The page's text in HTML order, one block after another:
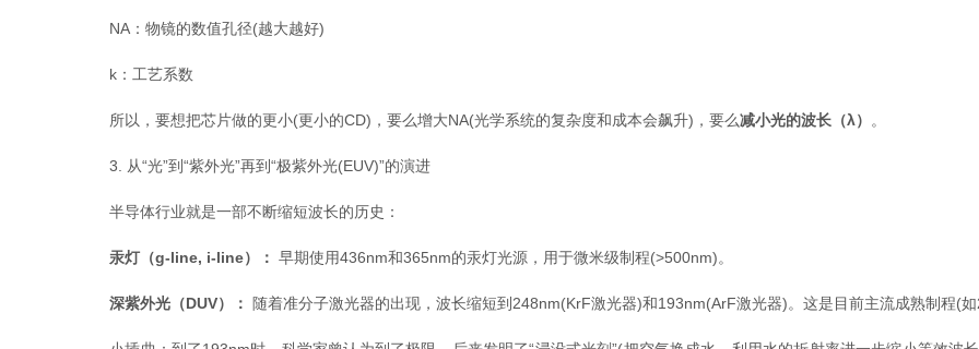
NA：物镜的数值孔径(越大越好)
k：工艺系数
所以，要想把芯片做的更小(更小的CD)，要么增大NA(光学系统的复杂度和成本会飙升)，要么减小光的波长（λ） 。
3. 从“光”到“紫外光”再到“极紫外光(EUV)”的演进
半导体行业就是一部不断缩短波长的历史：
汞灯（g-line, i-line）： ​ 早期使用436nm和365nm的汞灯光源，用于微米级制程(>500nm)。
深紫外光（DUV）： 随着准分子激光器的出现，波长缩短到248nm(KrF激光器)和193nm(ArF激光器)。这是目前主流成熟制程(